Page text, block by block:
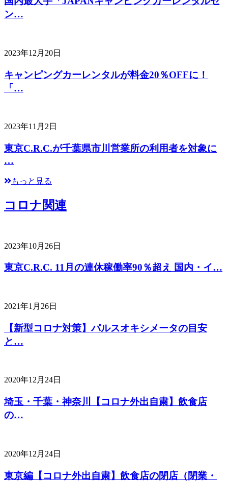
ン…
2023年12月20日
キャンピングカーレンタルが料金20％OFFに！
「…
2023年11月2日
東京C.R.C.が千葉県市川営業所の利用者を対象に
…
もっと見る
コロナ関連
2023年10月26日
東京C.R.C. 11月の連休稼働率90％超え 国内・イ…
2021年1月26日
【新型コロナ対策】パルスオキシメータの目安
と…
2020年12月24日
埼玉・千葉・神奈川【コロナ外出自粛】飲食店
の…
2020年12月24日
東京編【コロナ外出自粛】飲食店の閉店（閉業・